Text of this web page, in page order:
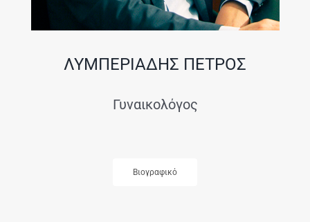
ΛΥΜΠΕΡΙΑΔΗΣ ΠΕΤΡΟΣ
Γυναικολόγος
Βιογραφικό